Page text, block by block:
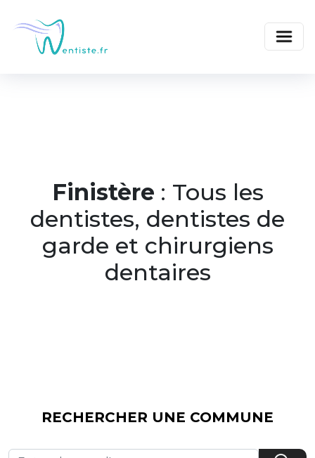
Finistère : Tous les
dentistes, dentistes de
garde et chirurgiens
dentaires
RECHERCHER UNE COMMUNE